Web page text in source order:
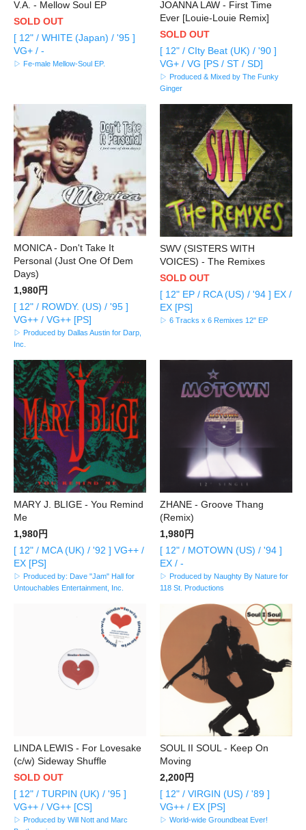
V.A. - Mellow Soul EP
SOLD OUT
[ 12" / WHITE (Japan) / '95 ]
VG+ / -
▷ Fe-male Mellow-Soul EP.
JOANNA LAW - First Time
Ever [Louie-Louie Remix]
SOLD OUT
[ 12" / CIty Beat (UK) / '90 ]
VG+ / VG [PS / ST / SD]
▷ Produced & Mixed by The Funky
Ginger
MONICA - Don't Take It
Personal (Just One Of Dem
Days)
1,980円
[ 12" / ROWDY. (US) / '95 ]
VG++ / VG++ [PS]
▷ Produced by Dallas Austin for Darp,
Inc.
SWV (SISTERS WITH
VOICES) - The Remixes
SOLD OUT
[ 12" EP / RCA (US) / '94 ] EX /
EX [PS]
▷ 6 Tracks x 6 Remixes 12" EP
MARY J. BLIGE - You Remind
Me
1,980円
[ 12" / MCA (UK) / '92 ] VG++ /
EX [PS]
▷ Produced by: Dave "Jam" Hall for
Untouchables Entertainment, Inc.
ZHANE - Groove Thang
(Remix)
1,980円
[ 12" / MOTOWN (US) / '94 ]
EX / -
▷ Produced by Naughty By Nature for
118 St. Productions
LINDA LEWIS - For Lovesake
(c/w) Sideway Shuffle
SOLD OUT
[ 12" / TURPIN (UK) / '95 ]
VG++ / VG++ [CS]
▷ Produced by Will Nott and Marc
SOUL II SOUL - Keep On
Moving
2,200円
[ 12" / VIRGIN (US) / '89 ]
VG++ / EX [PS]
▷ World-wide Groundbeat Ever!